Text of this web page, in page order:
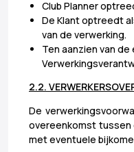
Club Planner
De Klant optreedt
van de verwerking.
Ten aanzien van
2.2.
De
overeenkomst tussen
met eventuele